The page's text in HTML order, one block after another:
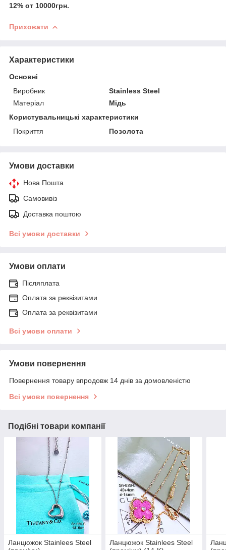
12% от 10000грн.
Приховати
Характеристики
Основні
Виробник
Stainless Steel
Матеріал
Мідь
Користувальницькі характеристики
Покриття
Позолота
Умови доставки
Нова Пошта
Самовивіз
Доставка поштою
Всі умови доставки
Умови оплати
Післяплата
Оплата за реквізитами
Оплата за реквізитами
Всі умови оплати
Умови повернення
Повернення товару впродовж 14 днів за домовленістю
Всі умови повернення
Подібні товари компанії
Ланцюжок Stainlees Steel
Ланцюжок Stainlees Steel